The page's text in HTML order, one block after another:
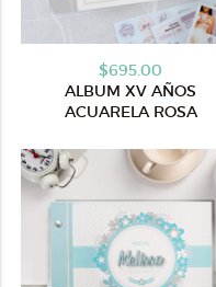
$695.00
ALBUM XV AÑOS
ACUARELA ROSA